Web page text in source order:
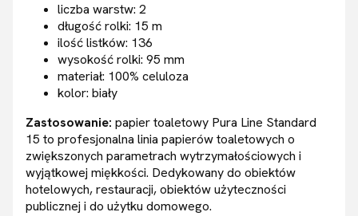
liczba warstw: 2
długość rolki: 15 m
ilość listków: 136
wysokość rolki: 95 mm
materiał: 100% celuloza
kolor: biały
Zastosowanie: papier toaletowy Pura Line Standard
15 to profesjonalna linia papierów toaletowych o
zwiększonych parametrach wytrzymałościowych i
wyjątkowej miękkości. Dedykowany do obiektów
hotelowych, restauracji, obiektów użyteczności
publicznej i do użytku domowego.